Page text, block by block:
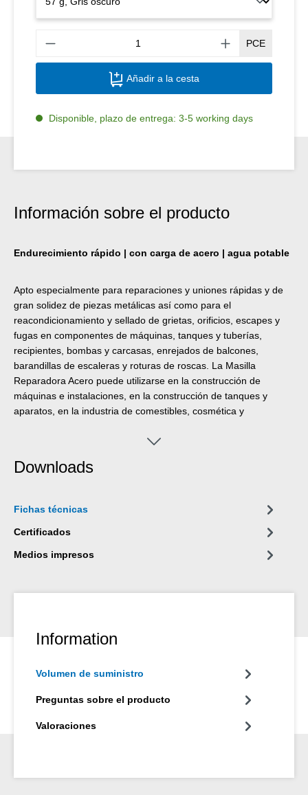
PCE
Añadir a la cesta
Disponible, plazo de entrega: 3-5 working days
Información sobre el producto
Endurecimiento rápido | con carga de acero | agua potable
Apto especialmente para reparaciones y uniones rápidas y de
gran solidez de piezas metálicas así como para el
reacondicionamiento y sellado de grietas, orificios, escapes y
fugas en componentes de máquinas, tanques y tuberías,
recipientes, bombas y carcasas, enrejados de balcones,
barandillas de escaleras y roturas de roscas. La Masilla
Reparadora Acero puede utilizarse en la construcción de
máquinas e instalaciones, en la construcción de tanques y
aparatos, en la industria de comestibles, cosmética y
Downloads
Fichas técnicas
Certificados
Medios impresos
Information
Volumen de suministro
Preguntas sobre el producto
Valoraciones